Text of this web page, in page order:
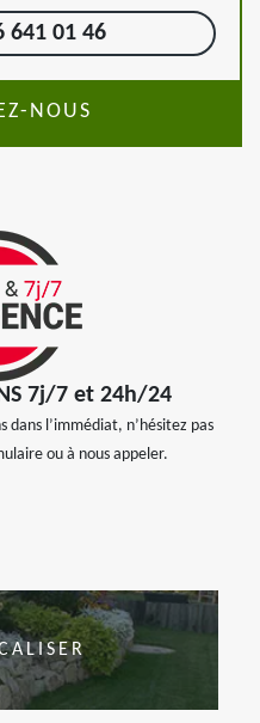
641 01 46
NOUS
7j/7 et 24h/24
dans l’immédiat, n’hésitez pas
ou à nous appeler.